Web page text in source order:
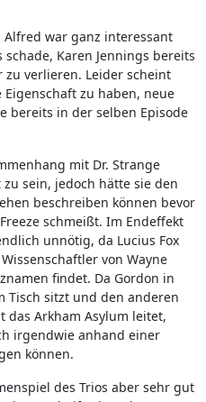
war ganz interessant
Karen Jennings bereits
zu verlieren. Leider scheint
zu haben, neue
bereits in der selben Episode
mit Dr. Strange
sein, jedoch hätte sie den
beschreiben können bevor
schmeißt. Im Endeffekt
unnötig, da Lucius Fox
von Wayne
findet. Da Gordon in
Tisch sitzt und den anderen
das Arkham Asylum leitet,
irgendwie anhand einer
können.
des Trios aber sehr gut